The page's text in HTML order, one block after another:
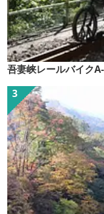
吾妻峡レールバイク